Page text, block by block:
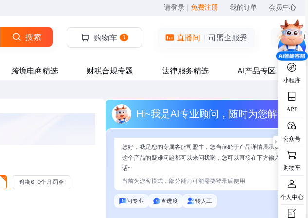
请登录 免费注册 我的订单 会员中心
小程序
APP
公众号
购物车
个人中心
搜索 购物车 0 直播间 司盟企服秀
跨境电商精选 财税合规专题 法律服务精选 AI产品专区
逾期6-9个月罚金
Hi~我是AI专业顾问，随时为您解答
您好，我是您的专属客服司盟牛，您当前处于产品详情展示页面，有关
这个产品的疑难问题都可以来问我哟，您可以直接在下方输入问题开始
话~
当前为游客模式，部分能力可能需要登录后使用
问专业 查进度 转人工